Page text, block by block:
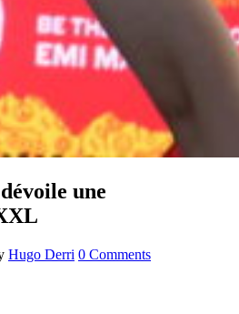
une
Hugo Derri 0 Comments